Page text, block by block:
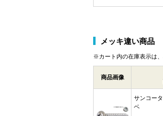
メッキ違い商品
※カート内の在庫表示は
商品画像
サンコー
ベ